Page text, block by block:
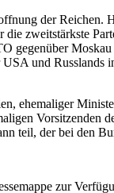
der Reichen.
zweitstärkste
gegenüber
und
ehemaliger
teil, der bei den
zur